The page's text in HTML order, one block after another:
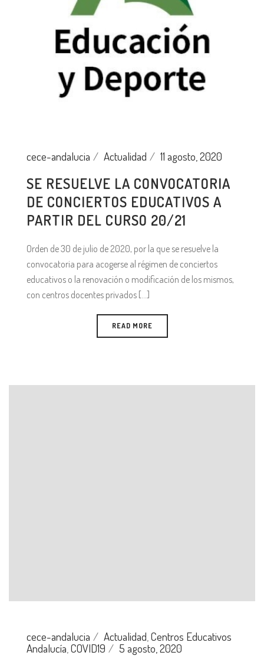
cece-andalucia Actualidad 11 agosto, 2020
SE RESUELVE LA CONVOCATORIA
DE CONCIERTOS EDUCATIVOS A
PARTIR DEL CURSO 20/21
Orden de 30 de julio de 2020, por la que se resuelve la
convocatoria para acogerse al régimen de conciertos
educativos o la renovación o modificación de los mismos,
con centros docentes privados [...]
READ MORE
cece-andalucia Actualidad Centros Educativos
Andalucía COVID19 5 agosto, 2020